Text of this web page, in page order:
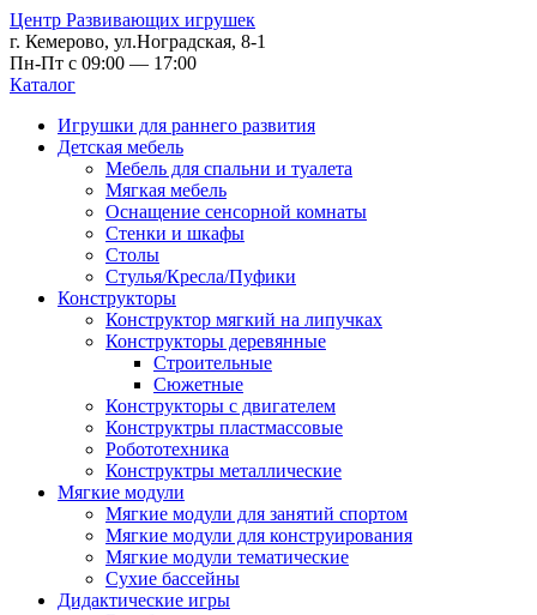
Центр Развивающих игрушек
г. Кемерово, ул.Ноградская, 8-1
Пн-Пт с 09:00 — 17:00
Каталог
Игрушки для раннего развития
Детская мебель
Мебель для спальни и туалета
Мягкая мебель
Оснащение сенсорной комнаты
Стенки и шкафы
Столы
Стулья/Кресла/Пуфики
Конструкторы
Конструктор мягкий на липучках
Конструкторы деревянные
Строительные
Сюжетные
Конструкторы с двигателем
Конструктры пластмассовые
Робототехника
Конструктры металлические
Мягкие модули
Мягкие модули для занятий спортом
Мягкие модули для конструирования
Мягкие модули тематические
Сухие бассейны
Дидактические игры